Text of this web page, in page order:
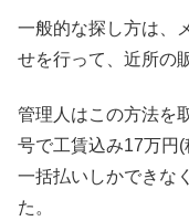
一般的な探し方は、
せを行って、近所の
管理人はこの方法を
号で工賃込み17万円(
一括払いしかできな
た。